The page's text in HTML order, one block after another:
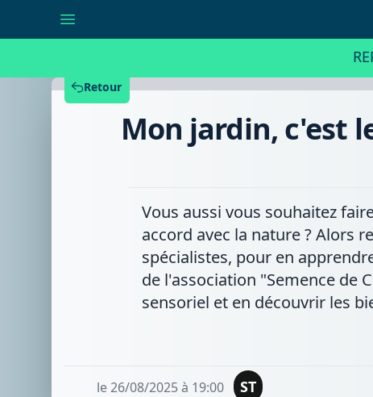
Retour
Mon jardin, c'est
Vous aussi vous souhaitez
accord avec la nature ? Alors
spécialistes, pour en
de l'association "Semence de
sensoriel et en découvrir les
le 26/08/2025 à 19:00 ST